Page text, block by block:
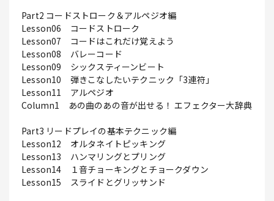
Part2 コードストローク＆アルペジオ編
Lesson06 コードストローク
Lesson07 コードはこれだけ覚えよう
Lesson08 バレーコード
Lesson09 シックスティーンビート
Lesson10 弾きこなしたいテクニック「3連符」
Lesson11 アルペジオ
Column1 あの曲のあの音が出せる！ エフェクター大辞典
Part3 リードプレイの基本テクニック編
Lesson12 オルタネイトピッキング
Lesson13 ハンマリングとプリング
Lesson14 １音チョーキングとチョークダウン
Lesson15 スライドとグリッサンド